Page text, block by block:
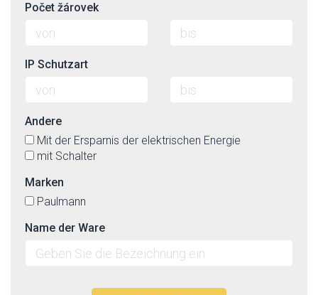
Počet žárovek
IP Schutzart
Andere
Mit der Ersparnis der elektrischen Energie
mit Schalter
Marken
Paulmann
Name der Ware